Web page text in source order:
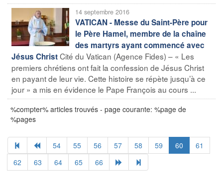
14 septembre 2016
VATICAN - Messe du Saint-Père pour
le Père Hamel, membre de la chaîne
des martyrs ayant commencé avec
Jésus ChristCité du Vatican (Agence Fides) – « Les
premiers chrétiens ont fait la confession de Jésus Christ
en payant de leur vie. Cette histoire se répète jusqu’à ce
jour » a mis en évidence le Pape François au cours ...
%compter% articles trouvés - page courante: %page de
%pages
54 55 56 57 58 59 60
61
62
63 64 65 66